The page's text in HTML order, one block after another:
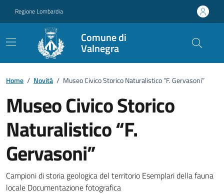
Regione Lombardia
Comune di
Valnegra
Home / Novità / Museo Civico Storico Naturalistico “F. Gervasoni”
Museo Civico Storico
Naturalistico “F.
Gervasoni”
Dettagli della notizia
Campioni di storia geologica del territorio Esemplari della fauna
locale Documentazione fotografica